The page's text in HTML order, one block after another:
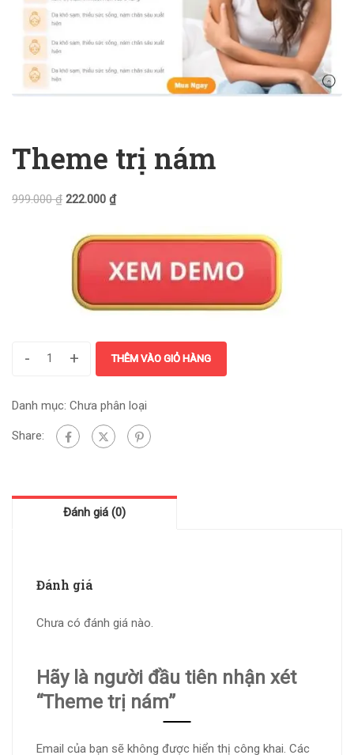
Theme trị nám
999.000₫ 222.000 ₫
- + THÊM VÀO GIỎ HÀNG
Danh mục: Chưa phân loại
Share:
Đánh giá (0)
Đánh giá
Chưa có đánh giá nào.
Hãy là người đầu tiên nhận xét
“Theme trị nám”
Email của bạn sẽ không được hiển thị công khai. Các